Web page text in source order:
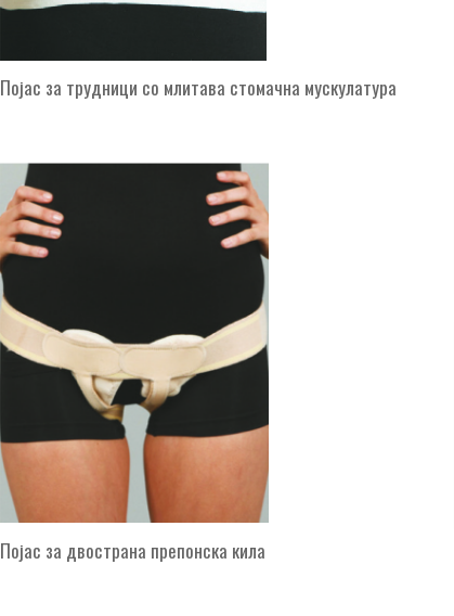
Појас за трудници со млитава стомачна мускулатура
Појас за двострана препонска кила